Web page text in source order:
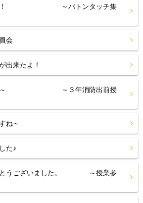
たよ！ ～バトンタッチ集
会
出来たよ！
な～ ～３年消防出前授
ね～
た♪
とうございました。 ～授業参